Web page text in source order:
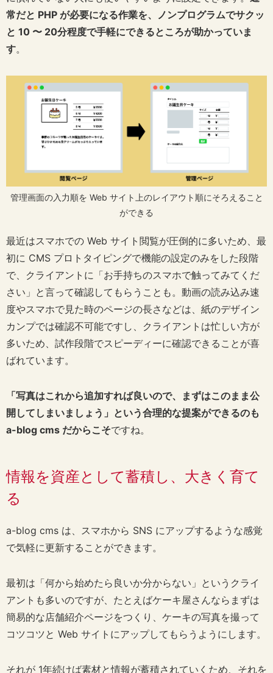
常だと PHP が必要になる作業を、ノンプログラムでサクッ
と 10 〜 20分程度で手軽にできるところが助かっていま
す。
管理画面の入力順を Web サイト上のレイアウト順にそろえること
ができる
最近はスマホでの Web サイト閲覧が圧倒的に多いため、最
初に CMS プロトタイピングで機能の設定のみをした段階
で、クライアントに「お手持ちのスマホで触ってみてくだ
さい」と言って確認してもらうことも。動画の読み込み速
度やスマホで見た時のページの長さなどは、紙のデザイン
カンプでは確認不可能ですし、クライアントは忙しい方が
多いため、試作段階でスピーディーに確認できることが喜
ばれています。
「写真はこれから追加すれば良いので、まずはこのまま公
開してしまいましょう」という合理的な提案ができるのも
a-blog cms だからこそですね。
情報を資産として蓄積し、大きく育て
る
a-blog cms は、スマホから SNS にアップするような感覚
で気軽に更新することができます。
最初は「何から始めたら良いか分からない」というクライ
アントも多いのですが、たとえばケーキ屋さんならまずは
簡易的な店舗紹介ページをつくり、ケーキの写真を撮って
コツコツと Web サイトにアップしてもらうようにします。
それが 1年続けば素材と情報が蓄積されていくため、それを